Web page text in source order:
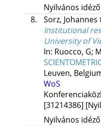
Nyilvános
8.
Sorz,
Institutional
University of
In: Ruocco, G;
Leuven,
WoS
[31214386]
Nyilvános